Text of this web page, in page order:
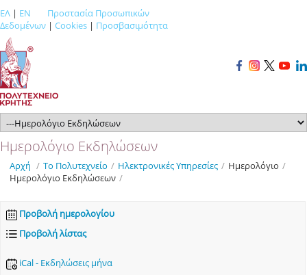
ΕΛ | EN
Προστασία Προσωπικών
Δεδομένων | Cookies | Προσβασιμότητα
Ημερολόγιο Εκδηλώσεων
Αρχή / Το Πολυτεχνείο / Ηλεκτρονικές Υπηρεσίες / Ημερολόγιο /
Ημερολόγιο Εκδηλώσεων /
Προβολή ημερολογίου
Προβολή λίστας
iCal - Εκδηλώσεις μήνα